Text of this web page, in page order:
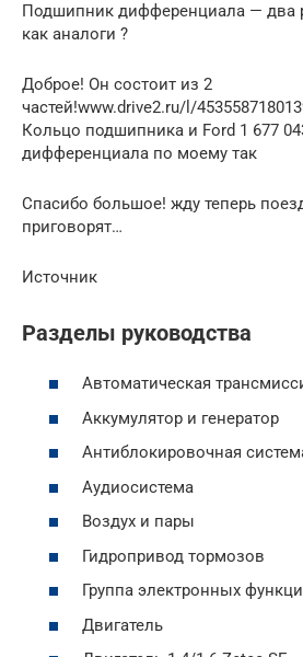
Подшипник дифференциала — два
как аналоги ?
Доброе! Он состоит из 2
частей!www.drive2.ru/l/
Кольцо подшипника и Ford 1 677
дифференциала по моему так
Спасибо большое! жду теперь
приговорят…
Источник
Разделы руководства
Автоматическая
Аккумулятор и генератор
Антиблокировочная
Аудиосистема
Воздух и пары
Гидропривод тормозов
Группа электронных
Двигатель